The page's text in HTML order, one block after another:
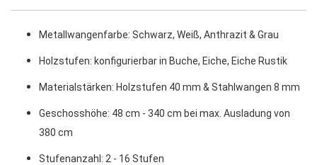
Metallwangenfarbe: Schwarz, Weiß, Anthrazit & Grau
Holzstufen: konfigurierbar in Buche, Eiche, Eiche Rustik
Materialstärken: Holzstufen 40 mm & Stahlwangen 8 mm
Geschosshöhe: 48 cm - 340 cm bei max. Ausladung von
380 cm
Stufenanzahl: 2 - 16 Stufen